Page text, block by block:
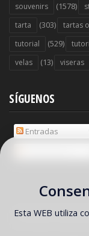
souvenirs (1578)
tarta (303) tartas
tutorial (529)
velas (13) viseras
SÍGUENOS
Entradas
COPYRIGHT ©2026
Esta WEB utiliza